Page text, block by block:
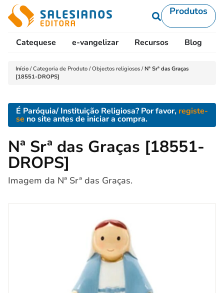
Produtos
Catequese e-vangelizar Recursos Blog
Início /Categoria de Produto /Objectos religiosos /Nª Srª das Graças
[18551-DROPS]
É Paróquia/ Instituição Religiosa? Por favor, registe-
se no site antes de iniciar a compra.
Nª Srª das Graças [18551-
DROPS]
Imagem da Nª Srª das Graças.